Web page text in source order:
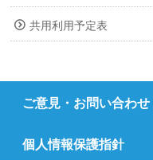
共用利用予定表
ご意見・お問い合わせ
個人情報保護指針